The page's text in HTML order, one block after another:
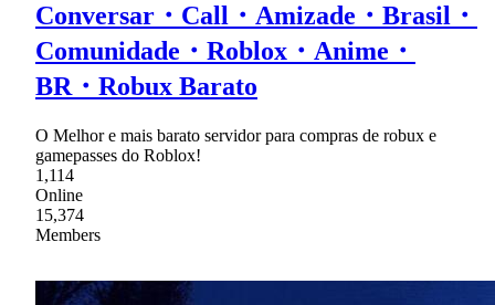
Conversar・Call・Amizade・Brasil・
Comunidade・Roblox・Anime・
BR・Robux Barato
O Melhor e mais barato servidor para compras de robux e
gamepasses do Roblox!
1,114
Online
15,374
Members